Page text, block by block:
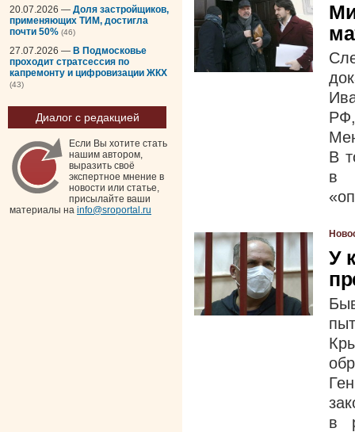
20.07.2026 — Доля застройщиков,
применяющих ТИМ, достигла
почти 50% (46)
27.07.2026 — В Подмосковье
проходит стратсессия по
капремонту и цифровизации ЖКХ
(43)
Диалог с редакцией
Если Вы хотите стать
нашим автором,
выразить своё
экспертное мнение в
новости или статье,
присылайте ваши
материалы на info@sroportal.ru
В
в
У
в